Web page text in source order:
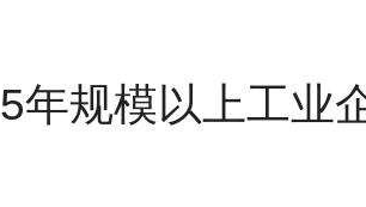
年规模以上工业